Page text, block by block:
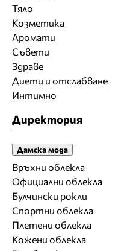
Тяло
Козметика
Аромати
Съвети
Здраве
Диети и отслабване
Интимно
Директория
Дамска мода
Връхни облекла
Официални облекла
Булчински рокли
Спортни облекла
Плетени облекла
Кожени облекла